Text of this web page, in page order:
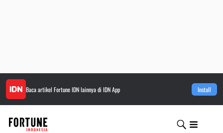
Baca artikel Fortune IDNlainnya di IDN App Install